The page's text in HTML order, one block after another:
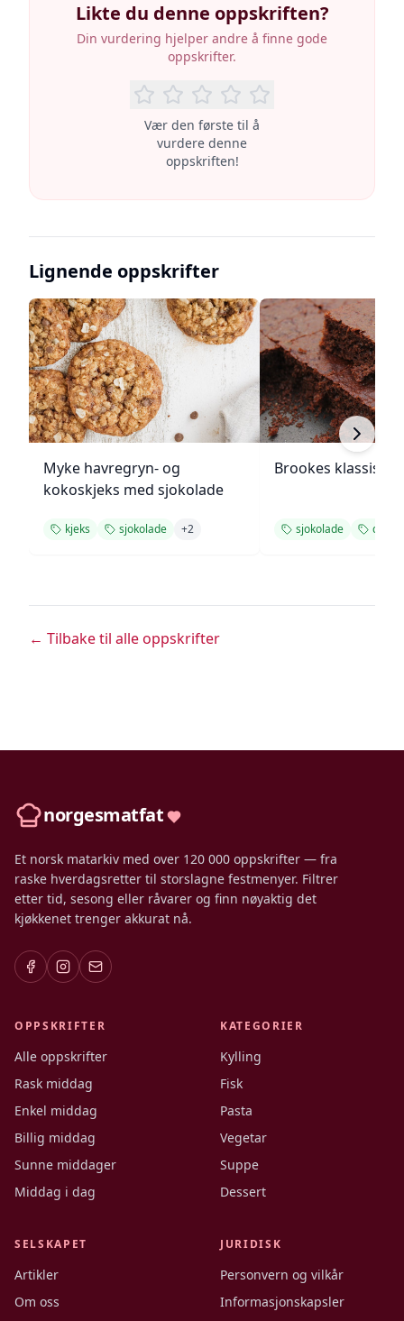
Likte du denne oppskriften?
Din vurdering hjelper andre å finne gode
oppskrifter.
Vær den første til å
vurdere denne
oppskriften!
Lignende oppskrifter
Myke havregryn- og
kokoskjeks med sjokolade
kjeks sjokolade +2
Brookes klassiske
sjokolade
← Tilbake til alle oppskrifter
norgesmatfat
Et norsk matarkiv med over 120 000 oppskrifter — fra
raske hverdagsretter til storslagne festmenyer. Filtrer
etter tid, sesong eller råvarer og finn nøyaktig det
kjøkkenet trenger akkurat nå.
OPPSKRIFTER
Alle oppskrifter
Rask middag
Enkel middag
Billig middag
Sunne middager
Middag i dag
KATEGORIER
Kylling
Fisk
Pasta
Vegetar
Suppe
Dessert
SELSKAPET
Artikler
Om oss
JURIDISK
Personvern og vilkår
Informasjonskapsler